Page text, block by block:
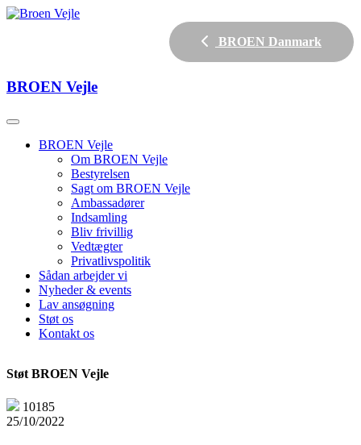
BROEN Danmark
BROEN Vejle
BROEN Vejle
Om BROEN Vejle
Bestyrelsen
Sagt om BROEN Vejle
Ambassadører
Indsamling
Bliv frivillig
Vedtægter
Privatlivspolitik
Sådan arbejder vi
Nyheder & events
Lav ansøgning
Støt os
Kontakt os
Støt BROEN Vejle
10185
25/10/2022